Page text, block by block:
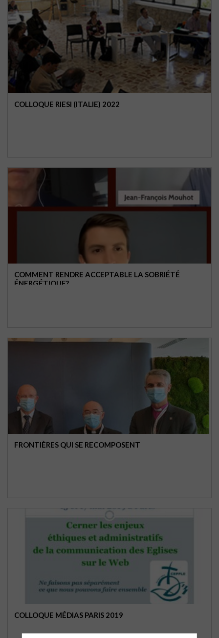
COLLOQUE RIESI (ITALIE) 2022
COMMENT RENDRE ACCEPTABLE LA SOBRIÉTÉ
ÉNERGÉTIQUE?
FRONTIÈRES QUI SE RECOMPOSENT
COLLOQUE MÉDIAS PARIS 2019